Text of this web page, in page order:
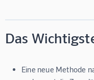
Das
Eine neue Methode